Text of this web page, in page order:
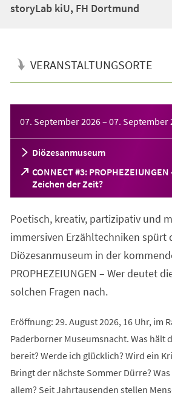
storyLab kiU, FH Dortmund
VERANSTALTUNGSORTE
07. September 2026– 07. September
Diözesanmuseum
CONNECT #3:
Zeichen der Zeit?
(Öffnet
in
neuen
Poetisch, kreativ, partizipativ und
immersiven Erzähltechniken spürt
Diözesanmuseum in der
PROPHEZEIUNGEN – Wer deutet
solchen Fragen nach.
Eröffnung: 29. August 2026, 16 Uhr, im
Paderborner Museumsnacht. Was hält
bereit? Werde ich glücklich? Wird ein
Bringt der nächste Sommer Dürre?
allem? Seit Jahrtausenden stellen